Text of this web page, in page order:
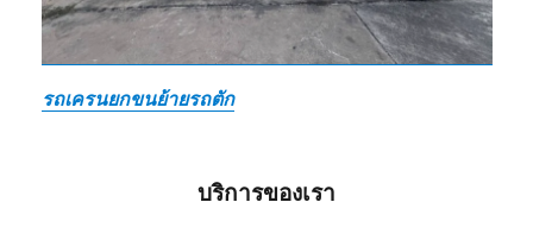
รถเครนยกขนย้ายรถตัก
บริการของเรา